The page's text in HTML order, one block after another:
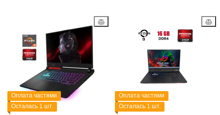
Оплата частями
Осталась 1 шт.
Оплата частями
Осталась 1 шт.